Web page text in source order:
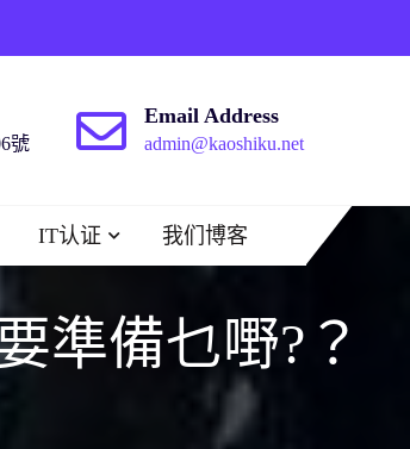
號
Email Address
admin@kaoshiku.net
IT认证 我们博客
準備乜嘢?？